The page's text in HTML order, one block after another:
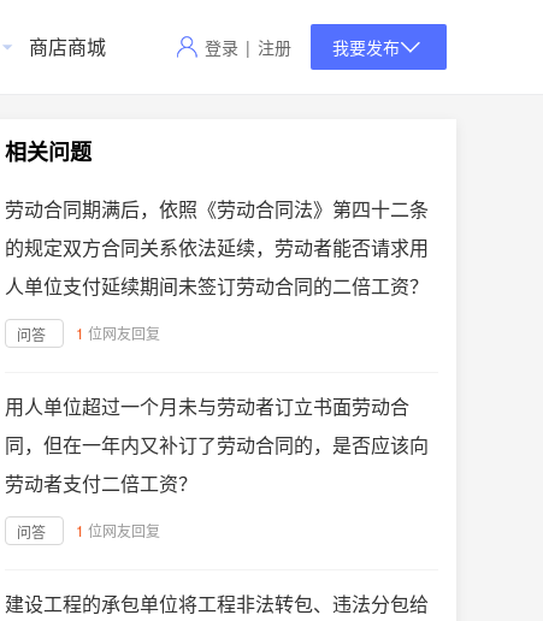
商店商城 登录 | 注册 我要发布
相关问题
劳动合同期满后，依照《劳动合同法》第四十二条
的规定双方合同关系依法延续，劳动者能否请求用
人单位支付延续期间未签订劳动合同的二倍工资？
问答 1 位网友回复
用人单位超过一个月未与劳动者订立书面劳动合
同，但在一年内又补订了劳动合同的，是否应该向
劳动者支付二倍工资？
问答 1 位网友回复
建设工程的承包单位将工程非法转包、违法分包给